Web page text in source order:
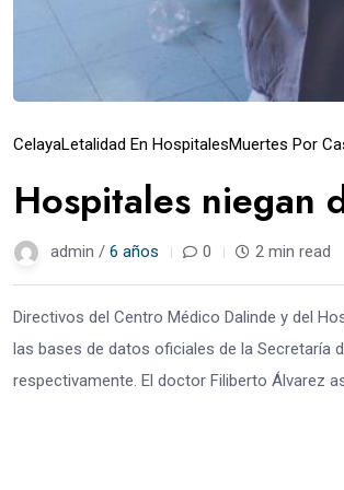
CelayaLetalidad En HospitalesMuertes Por
Hospitales niegan
admin / 6 años 0 2 min read
Directivos del Centro Médico Dalinde y del
las bases de datos oficiales de la Secretaría
respectivamente. El doctor Filiberto Álvarez